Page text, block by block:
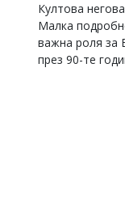
Коментарите
статиите
Култова
Малка
важна роля за
през 90-те